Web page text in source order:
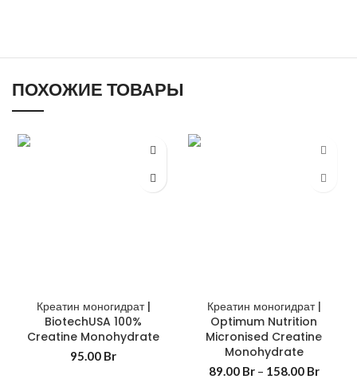
ПОХОЖИЕ ТОВАРЫ
Креатин моногидрат |
BiotechUSA 100%
Creatine Monohydrate
95.00 Br
Креатин моногидрат |
Optimum Nutrition
Micronised Creatine
Monohydrate
89.00 Br– 158.00 Br